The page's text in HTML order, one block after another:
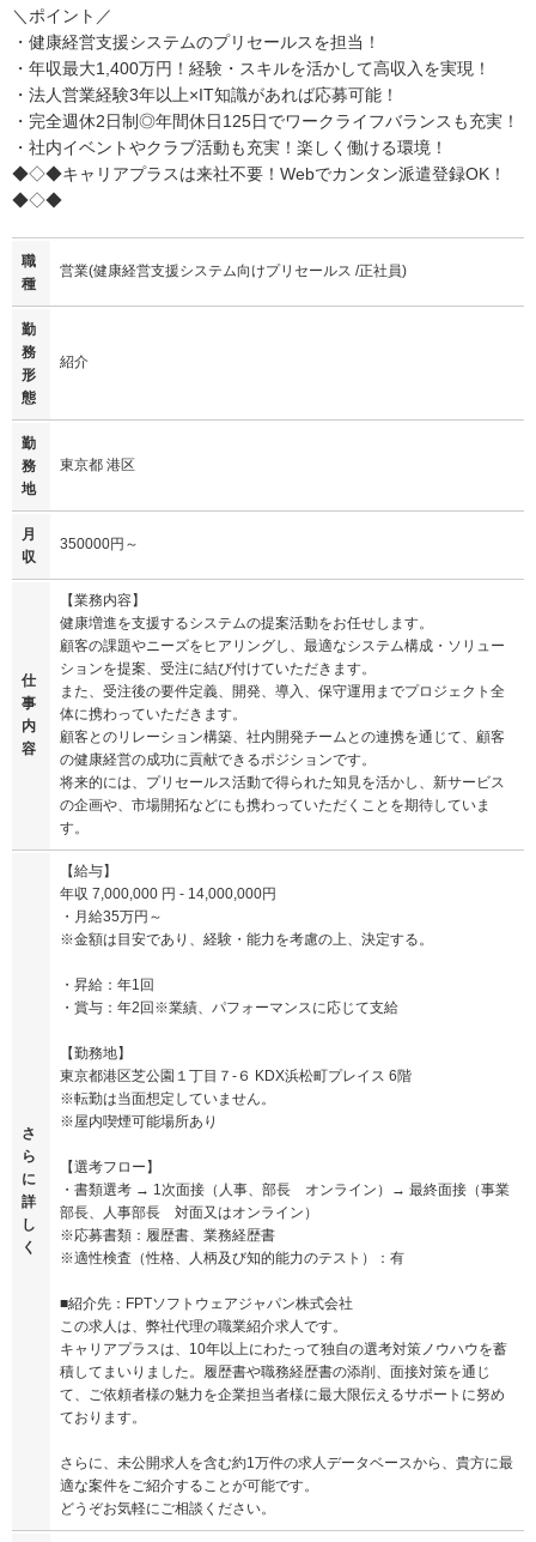
＼ポイント／
・健康経営支援システムのプリセールスを担当！
・年収最大1,400万円！経験・スキルを活かして高収入を実現！
・法人営業経験3年以上×IT知識があれば応募可能！
・完全週休2日制◎年間休日125日でワークライフバランスも充実！
・社内イベントやクラブ活動も充実！楽しく働ける環境！
◆◇◆キャリアプラスは来社不要！Webでカンタン派遣登録OK！
◆◇◆
職
種
営業(健康経営支援システム向けプリセールス /正社員)
勤
務
形
態
紹介
勤
務
地
東京都 港区
月
収
350000円～
仕
事
内
容
【業務内容】
健康増進を支援するシステムの提案活動をお任せします。
顧客の課題やニーズをヒアリングし、最適なシステム構成・ソリュー
ションを提案、受注に結び付けていただきます。
また、受注後の要件定義、開発、導入、保守運用までプロジェクト全
体に携わっていただきます。
顧客とのリレーション構築、社内開発チームとの連携を通じて、顧客
の健康経営の成功に貢献できるポジションです。
将来的には、プリセールス活動で得られた知見を活かし、新サービス
の企画や、市場開拓などにも携わっていただくことを期待していま
す。
さ
ら
に
詳
し
く
【給与】
年収 7,000,000 円 - 14,000,000円
・月給35万円～
※金額は目安であり、経験・能力を考慮の上、決定する。
・昇給：年1回
・賞与：年2回※業績、パフォーマンスに応じて支給
【勤務地】
東京都港区芝公園１丁目７-６ KDX浜松町プレイス 6階
※転勤は当面想定していません。
※屋内喫煙可能場所あり
【選考フロー】
・書類選考 → 1次面接（人事、部長 オンライン）→ 最終面接（事業
部長、人事部長 対面又はオンライン）
※応募書類：履歴書、業務経歴書
※適性検査（性格、人柄及び知的能力のテスト）：有
■紹介先：FPTソフトウェアジャパン株式会社
この求人は、弊社代理の職業紹介求人です。
キャリアプラスは、10年以上にわたって独自の選考対策ノウハウを蓄
積してまいりました。履歴書や職務経歴書の添削、面接対策を通じ
て、ご依頼者様の魅力を企業担当者様に最大限伝えるサポートに努め
ております。
さらに、未公開求人を含む約1万件の求人データベースから、貴方に最
適な案件をご紹介することが可能です。
どうぞお気軽にご相談ください。